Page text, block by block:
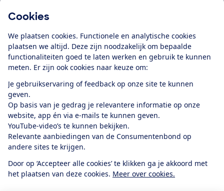
Cookies
We plaatsen cookies. Functionele en analytische cookies
plaatsen we altijd. Deze zijn noodzakelijk om bepaalde
functionaliteiten goed te laten werken en gebruik te kunnen
meten. Er zijn ook cookies naar keuze om:
Je gebruikservaring of feedback op onze site te kunnen
geven.
Op basis van je gedrag je relevantere informatie op onze
website, app én via e-mails te kunnen geven.
YouTube-video’s te kunnen bekijken.
Relevante aanbiedingen van de Consumentenbond op
andere sites te krijgen.
Door op ‘Accepteer alle cookies’ te klikken ga je akkoord met
het plaatsen van deze cookies. Meer over cookies.
Alles over de
app
Algemene Voorwaarden
Privacyverklaring
Cookiebeleid
Privacyvoorkeuren
Toegankelijkheid
RSS-feed nieuws
FacebookTwitterInstagram
YoutubeLinkedIn
12.901consumentenbeoordelen de Consumentenbondmet gemiddeld